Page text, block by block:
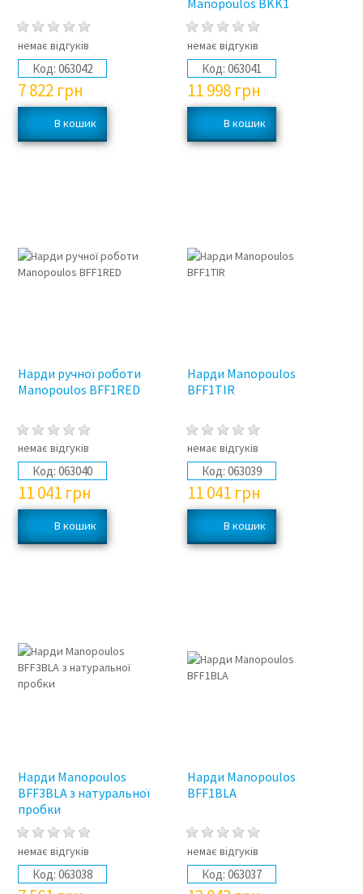
немає відгуків
Код: 063042
7 822 грн
немає відгуків
Код: 063041
11 998 грн
Нарди ручної роботи
Manopoulos BFF1RED
немає відгуків
Код: 063040
11 041 грн
Нарди Manopoulos
BFF1TIR
немає відгуків
Код: 063039
11 041 грн
Нарди Manopoulos
BFF3BLA з натуральної
пробки
немає відгуків
Код: 063038
Нарди Manopoulos
BFF1BLA
немає відгуків
Код: 063037